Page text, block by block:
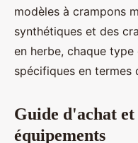
modèles à crampons
synthétiques et des
en herbe, chaque
spécifiques en termes
Guide d'achat
équipements